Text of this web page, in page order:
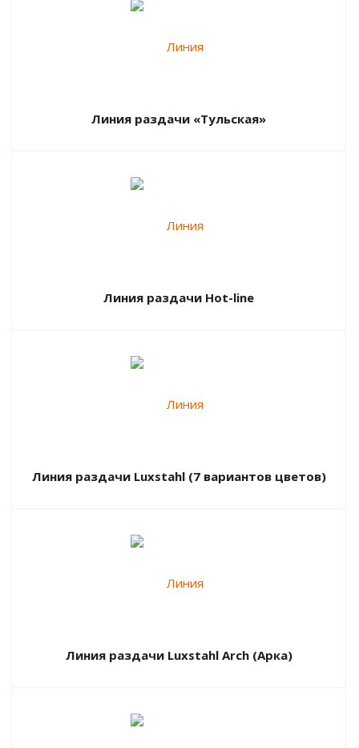
Линия раздачи «Тульская»
Линия раздачи Hot-line
Линия раздачи Luxstahl (7 вариантов цветов)
Линия раздачи Luxstahl Arch (Арка)